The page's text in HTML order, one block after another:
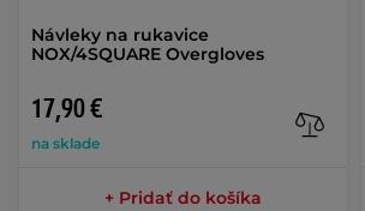
Návleky na rukavice
NOX/4SQUARE Overgloves
17,90 €
na sklade
+ Pridať do košíka